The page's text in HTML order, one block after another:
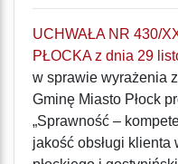
UCHWAŁA NR 430/
PŁOCKA z dnia 29
w sprawie wyrażenia
Gminę Miasto Płock
„Sprawność –
jakość obsługi